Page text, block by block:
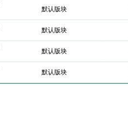
默认版块
默认版块
默认版块
默认版块